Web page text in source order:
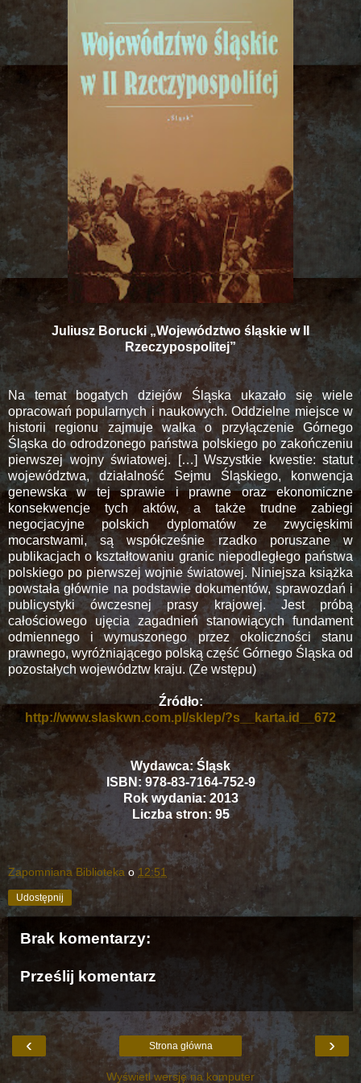
Juliusz Borucki „Województwo śląskie w II
Rzeczypospolitej”
Na temat bogatych dziejów Śląska ukazało się wiele
opracowań popularnych i naukowych. Oddzielne miejsce w
historii regionu zajmuje walka o przyłączenie Górnego
Śląska do odrodzonego państwa polskiego po zakończeniu
pierwszej wojny światowej. […] Wszystkie kwestie: statut
województwa, działalność Sejmu Śląskiego, konwencja
genewska w tej sprawie i prawne oraz ekonomiczne
konsekwencje tych aktów, a także trudne zabiegi
negocjacyjne polskich dyplomatów ze zwycięskimi
mocarstwami, są współcześnie rzadko poruszane w
publikacjach o kształtowaniu granic niepodległego państwa
polskiego po pierwszej wojnie światowej. Niniejsza książka
powstała głównie na podstawie dokumentów, sprawozdań i
publicystyki ówczesnej prasy krajowej. Jest próbą
całościowego ujęcia zagadnień stanowiących fundament
odmiennego i wymuszonego przez okoliczności stanu
prawnego, wyróżniającego polską część Górnego Śląska od
pozostałych województw kraju. (Ze wstępu)
Źródło:
http://www.slaskwn.com.pl/sklep/?s__karta.id__672
Wydawca: Śląsk
ISBN: 978-83-7164-752-9
Rok wydania: 2013
Liczba stron: 95
Zapomniana Biblioteka o 12:51
Udostępnij
Brak komentarzy:
Prześlij komentarz
‹ ›
Strona główna
Wyświetl wersję na komputer